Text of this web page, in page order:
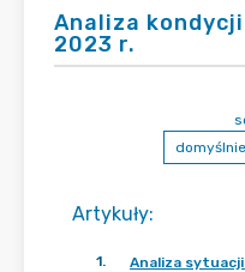
Analiza
2023 r.
Artykuły:
1.
Analiza